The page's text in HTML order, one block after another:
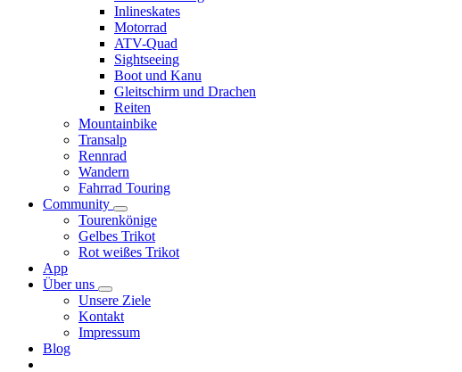
Inlineskates
Motorrad
ATV-Quad
Sightseeing
Boot und Kanu
Gleitschirm und Drachen
Reiten
Mountainbike
Transalp
Rennrad
Wandern
Fahrrad Touring
Community
Tourenkönige
Gelbes Trikot
Rot weißes Trikot
App
Über uns
Unsere Ziele
Kontakt
Impressum
Blog